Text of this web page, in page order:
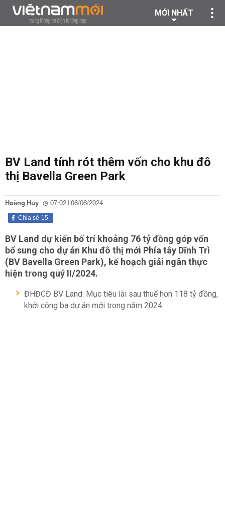
MỚI NHẤT
BV Land tính rót thêm vốn cho khu đô
thị Bavella Green Park
Hoàng Huy 07:02 | 06/06/2024
15
Chia sẻ
BV Land dự kiến bố trí khoảng 76 tỷ đồng góp vốn
bổ sung cho dự án Khu đô thị mới Phía tây Dĩnh Trì
(BV Bavella Green Park), kế hoạch giải ngân thực
hiện trong quý II/2024.
ĐHĐCĐ BV Land: Mục tiêu lãi sau thuế hơn 118 tỷ đồng,
khởi công ba dự án mới trong năm 2024